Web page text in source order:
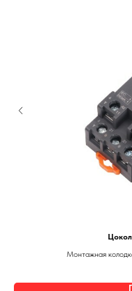
Монтажная